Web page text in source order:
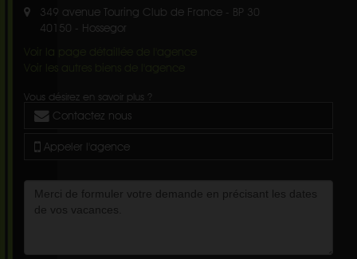
349 avenue Touring Club de France - BP 30
40150 - Hossegor
Voir la page détaillée de l'agence
Voir les autres biens de l'agence
Vous désirez en savoir plus ?
Contactez nous
Appeler l'agence